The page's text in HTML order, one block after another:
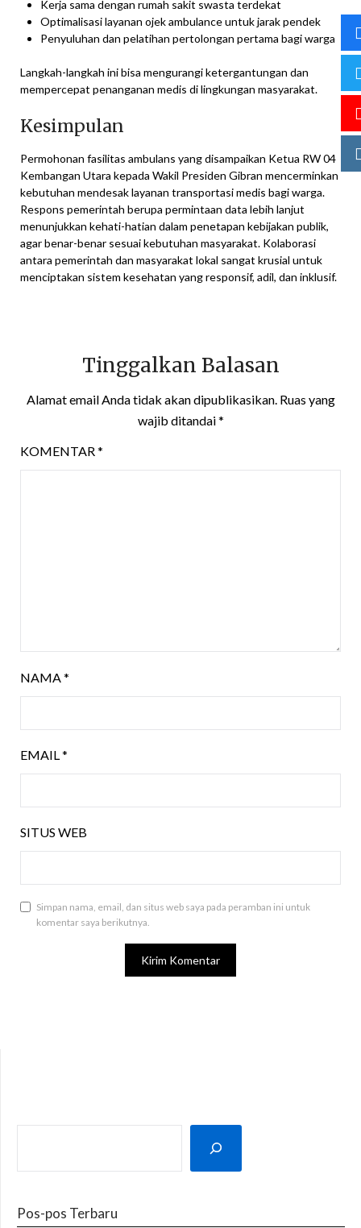
Kerja sama dengan rumah sakit swasta terdekat
Optimalisasi layanan ojek ambulance untuk jarak pendek
Penyuluhan dan pelatihan pertolongan pertama bagi warga
Langkah-langkah ini bisa mengurangi ketergantungan dan
mempercepat penanganan medis di lingkungan masyarakat.
Kesimpulan
Permohonan fasilitas ambulans yang disampaikan Ketua RW 04
Kembangan Utara kepada Wakil Presiden Gibran mencerminkan
kebutuhan mendesak layanan transportasi medis bagi warga.
Respons pemerintah berupa permintaan data lebih lanjut
menunjukkan kehati-hatian dalam penetapan kebijakan publik,
agar benar-benar sesuai kebutuhan masyarakat. Kolaborasi
antara pemerintah dan masyarakat lokal sangat krusial untuk
menciptakan sistem kesehatan yang responsif, adil, dan inklusif.
Tinggalkan Balasan
Alamat email Anda tidak akan dipublikasikan. Ruas yang
wajib ditandai*
KOMENTAR*
NAMA*
EMAIL*
SITUS WEB
Simpan nama, email, dan situs web saya pada peramban ini untuk
komentar saya berikutnya.
Pos-pos Terbaru